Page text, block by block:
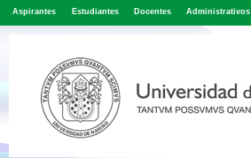
Aspirantes Estudiantes Docentes Administrativos